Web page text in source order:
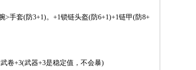
套(防3+1)。+1锁链头盔(防6+1)+1链甲(防8+
+3(武器+3是稳定值，不会暴)